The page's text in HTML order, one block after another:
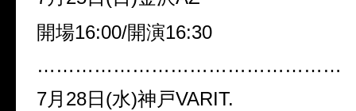
開場16:00/開演16:30
…………………………………………
7月28日(水)神戸VARIT.